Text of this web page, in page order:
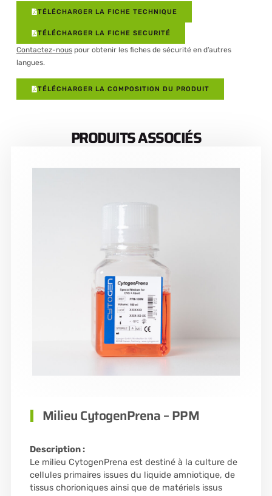
TÉLÉCHARGER LA FICHE TECHNIQUE
TÉLÉCHARGER LA FICHE SECURITÉ
Contactez-nouspour obtenir les fiches de sécurité en d’autres
langues.
TÉLÉCHARGER LA COMPOSITION DU PRODUIT
PRODUITS ASSOCIÉS
Milieu CytogenPrena – PPM
Description :
Le milieu CytogenPrena est destiné à la culture de
cellules primaires issues du liquide amniotique, de
tissus chorioniques ainsi que de matériels issus